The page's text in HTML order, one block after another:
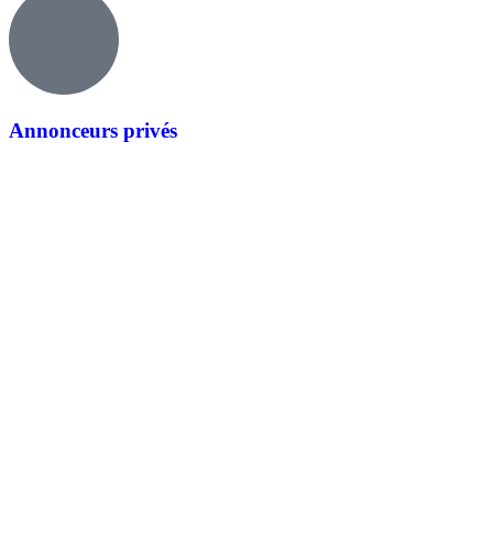
Annonceurs privés